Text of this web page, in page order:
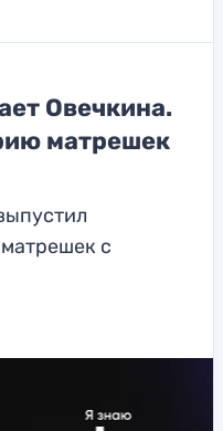
Овечкина.
матрешек
с